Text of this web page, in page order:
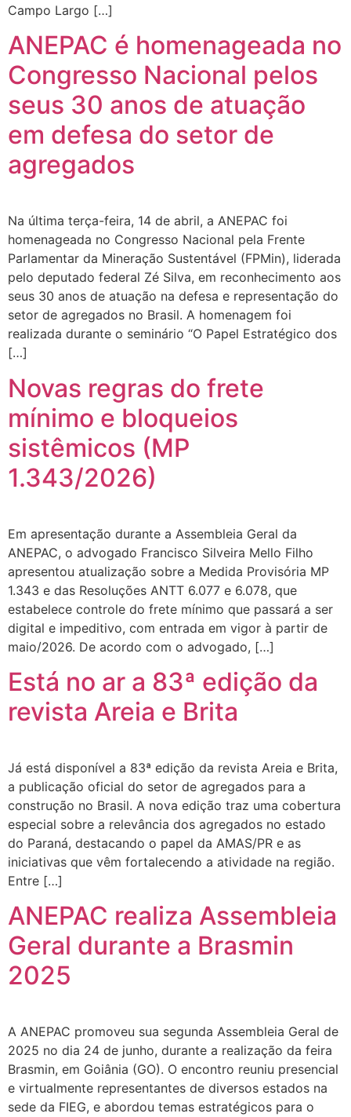
Campo Largo […]
ANEPAC é homenageada no
Congresso Nacional pelos
seus 30 anos de atuação
em defesa do setor de
agregados
Na última terça-feira, 14 de abril, a ANEPAC foi
homenageada no Congresso Nacional pela Frente
Parlamentar da Mineração Sustentável (FPMin), liderada
pelo deputado federal Zé Silva, em reconhecimento aos
seus 30 anos de atuação na defesa e representação do
setor de agregados no Brasil. A homenagem foi
realizada durante o seminário “O Papel Estratégico dos
[…]
Novas regras do frete
mínimo e bloqueios
sistêmicos (MP
1.343/2026)
Em apresentação durante a Assembleia Geral da
ANEPAC, o advogado Francisco Silveira Mello Filho
apresentou atualização sobre a Medida Provisória MP
1.343 e das Resoluções ANTT 6.077 e 6.078, que
estabelece controle do frete mínimo que passará a ser
digital e impeditivo, com entrada em vigor à partir de
maio/2026. De acordo com o advogado, […]
Está no ar a 83ª edição da
revista Areia e Brita
Já está disponível a 83ª edição da revista Areia e Brita,
a publicação oficial do setor de agregados para a
construção no Brasil. A nova edição traz uma cobertura
especial sobre a relevância dos agregados no estado
do Paraná, destacando o papel da AMAS/PR e as
iniciativas que vêm fortalecendo a atividade na região.
Entre […]
ANEPAC realiza Assembleia
Geral durante a Brasmin
2025
A ANEPAC promoveu sua segunda Assembleia Geral de
2025 no dia 24 de junho, durante a realização da feira
Brasmin, em Goiânia (GO). O encontro reuniu presencial
e virtualmente representantes de diversos estados na
sede da FIEG, e abordou temas estratégicos para o